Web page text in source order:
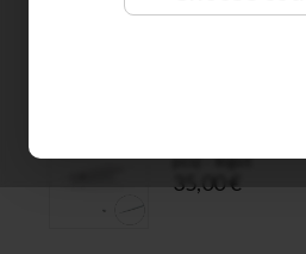
26,00 € - 326,45 €
pcs) - Ingot
35,00 €